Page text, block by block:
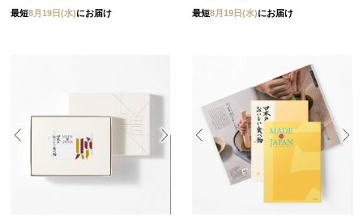
最短8月19日(水)にお届け 最短8月19日(水)にお届け